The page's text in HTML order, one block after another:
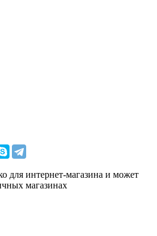
для интернет-магазина и может
магазинах